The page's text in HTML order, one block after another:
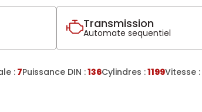
Transmission
Automate sequentiel
: 7Puissance DIN :136Cylindres :1199Vitesse :